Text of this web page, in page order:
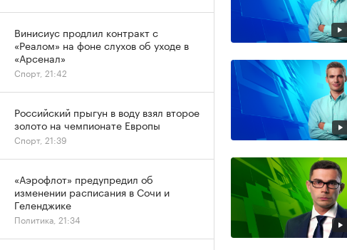
Винисиус продлил контракт с
«Реалом» на фоне слухов об уходе в
«Арсенал»
Спорт, 21:42
Российский прыгун в воду взял второе
золото на чемпионате Европы
Спорт, 21:39
«Аэрофлот» предупредил об
изменении расписания в Сочи и
Геленджике
Политика, 21:34